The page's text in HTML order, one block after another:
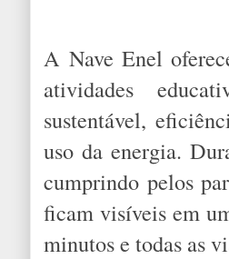
A Nave Enel
atividades
sustentável,
uso da energia.
cumprindo pelos
ficam visíveis em
minutos e todas as